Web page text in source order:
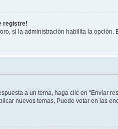
registre!
si la administración habilita la
a un tema, haga clic en “Enviar
nuevos temas, Puede votar en las